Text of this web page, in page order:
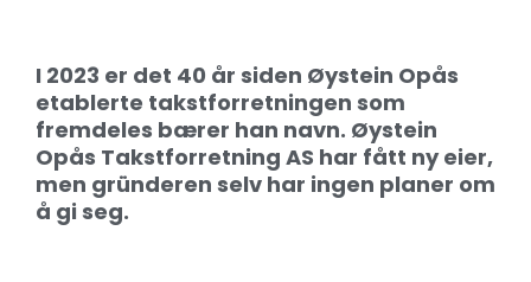
I 2023 er det 40 år siden Øystein Opås
etablerte takstforretningen som
fremdeles bærer han navn. Øystein
Opås Takstforretning AS har fått ny eier,
men gründeren selv har ingen planer om
å gi seg.